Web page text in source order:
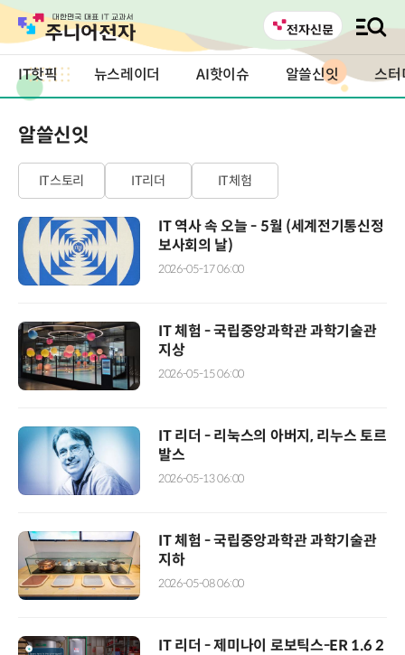
IT핫픽 뉴스레이더 AI핫이슈 알쓸신잇 스터
알쓸신잇
IT스토리 IT리더 IT체험
IT 역사 속 오늘 - 5월 (세계전기통신정
보사회의 날)
2026-05-17 06:00
IT 체험 - 국립중앙과학관 과학기술관
지상
2026-05-15 06:00
IT 리더 - 리눅스의 아버지, 리누스 토르
발스
2026-05-13 06:00
IT 체험 - 국립중앙과학관 과학기술관
지하
2026-05-08 06:00
IT 리더 - 제미나이 로보틱스-ER 1.6 2